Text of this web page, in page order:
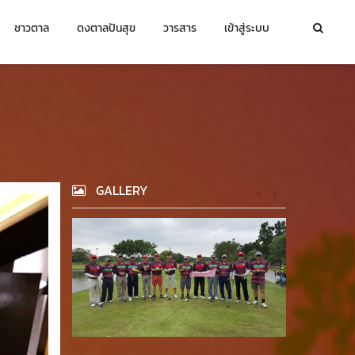
ชาวตาล ดงตาลปันสุข วารสาร เข้าสู่ระบบ
GALLERY